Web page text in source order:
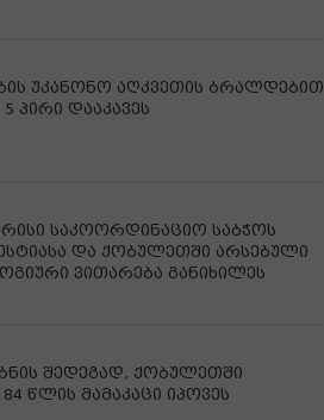
უკანონო აღკვეთის ბრალდებით
პირი დააკავეს
საკოორდინაციო საბჭოს
და ქობულეთში არსებული
ვითარება განიხილეს
შედეგად, ქობულეთში
წლის მამაკაცი იპოვეს